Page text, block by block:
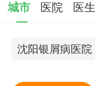
城市 医院 医生
沈阳银屑病医院